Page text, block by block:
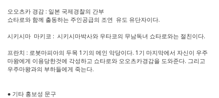
오오츠카 경감 : 일본 국제경찰의 간부
쇼타로와 함께 출동하는 주인공급의 조연 유도 유단자이다.
시키시마 마키코 : 시키시마박사와 우타코의 무남독녀 쇼타로와는 절친이다.
프란치 : 로봇마피아의 두목 1기의 메인 악당이다. 1기 마지막에서 자신이 우주
마왕에게 이용당한것에 각성하고 쇼타로와 오오츠카경감을 도와준다. 그리고
우주마왕과의 부하들에게 죽는다.
● 기타 홍보성 문구